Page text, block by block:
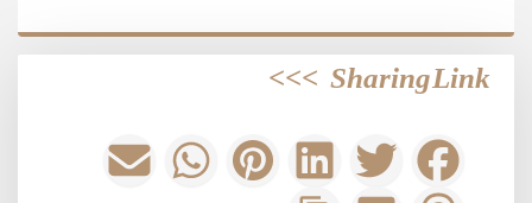
Sharing Link
>>>